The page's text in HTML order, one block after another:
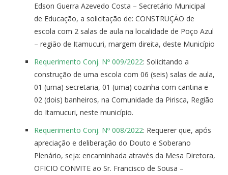
Edson Guerra Azevedo Costa – Secretário Municipal
de Educação, a solicitação de: CONSTRUÇÃO de
escola com 2 salas de aula na localidade de Poço Azul
– região de Itamucuri, margem direita, deste Município
Requerimento Conj. Nº 009/2022: Solicitando a
construção de uma escola com 06 (seis) salas de aula,
01 (uma) secretaria, 01 (uma) cozinha com cantina e
02 (dois) banheiros, na Comunidade da Pirisca, Região
do Itamucuri, neste município.
Requerimento Conj. Nº 008/2022: Requerer que, após
apreciação e deliberação do Douto e Soberano
Plenário, seja: encaminhada através da Mesa Diretora,
OFICIO CONVITE ao Sr. Francisco de Sousa –